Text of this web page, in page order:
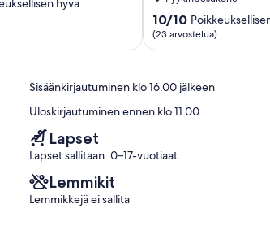
x
3
M-
Breuilpont
10.0
kautta
10,
(23
arvostelua)
10/10
(23 arvostelua)
Sisäänkirjautuminen klo 16.00 jälkeen
Uloskirjautuminen ennen klo 11.00
Lapset
Lapset sallitaan: 0–17-vuotiaat
Lemmikit
Lemmikkejä ei sallita